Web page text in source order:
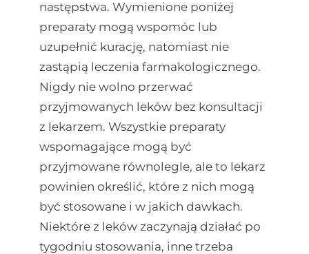
następstwa. Wymienione poniżej
preparaty mogą wspomóc lub
uzupełnić kurację, natomiast nie
zastąpią leczenia farmakologicznego.
Nigdy nie wolno przerwać
przyjmowanych leków bez konsultacji
z lekarzem. Wszystkie preparaty
wspomagające mogą być
przyjmowane równolegle, ale to lekarz
powinien określić, które z nich mogą
być stosowane i w jakich dawkach.
Niektóre z leków zaczynają działać po
tygodniu stosowania, inne trzeba